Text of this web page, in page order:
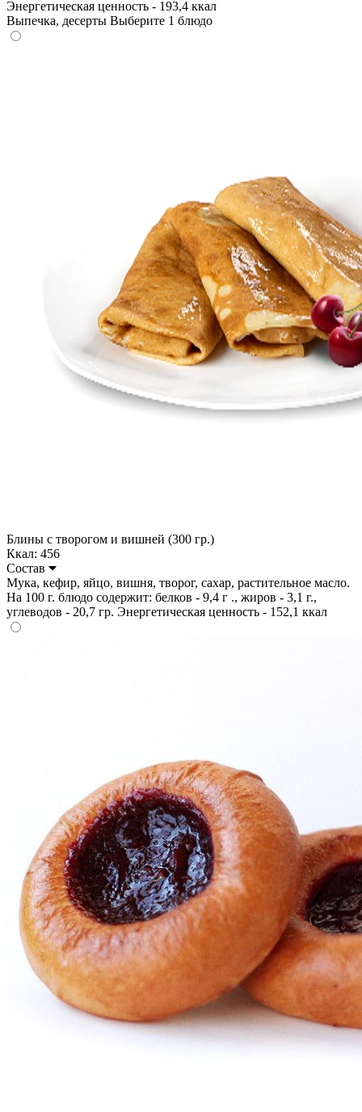
Энергетическая ценность - 193,4 ккал
Выпечка, десерты Выберите 1 блюдо
Блины с творогом и вишней (300 гр.)
Ккал: 456
Состав
Мука, кефир, яйцо, вишня, творог, сахар, растительное масло.
На 100 г. блюдо содержит: белков - 9,4 г ., жиров - 3,1 г.,
углеводов - 20,7 гр. Энергетическая ценность - 152,1 ккал